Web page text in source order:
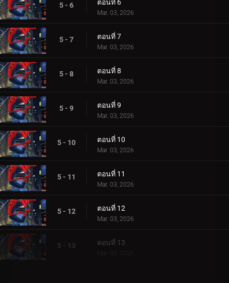
5 - 6 ตอนที่ 6
Mar. 03, 2026
5 - 7 ตอนที่ 7
Mar. 03, 2026
5 - 8 ตอนที่ 8
Mar. 03, 2026
5 - 9 ตอนที่ 9
Mar. 03, 2026
5 - 10 ตอนที่ 10
Mar. 03, 2026
5 - 11 ตอนที่ 11
Mar. 03, 2026
5 - 12 ตอนที่ 12
Mar. 03, 2026
5 - 13 ตอนที่ 13
Mar. 03, 2026